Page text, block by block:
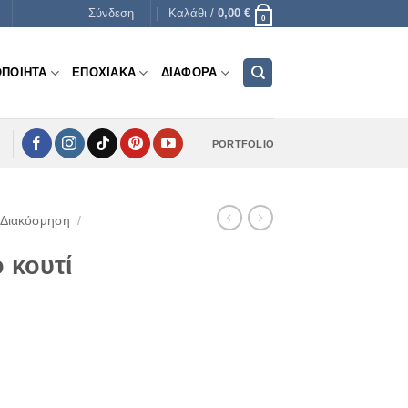
Σύνδεση Καλάθι / 0,00 € 0
ΕΠΟΧΙΑΚΑ ΔΙΑΦΟΡΑ
PORTFOLIO
/
κουτί